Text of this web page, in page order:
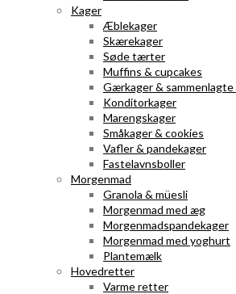
Kager
Æblekager
Skærekager
Søde tærter
Muffins & cupcakes
Gærkager & sammenlagte
Konditorkager
Marengskager
Småkager & cookies
Vafler & pandekager
Fastelavnsboller
Morgenmad
Granola & müesli
Morgenmad med æg
Morgenmadspandekager
Morgenmad med yoghurt
Plantemælk
Hovedretter
Varme retter